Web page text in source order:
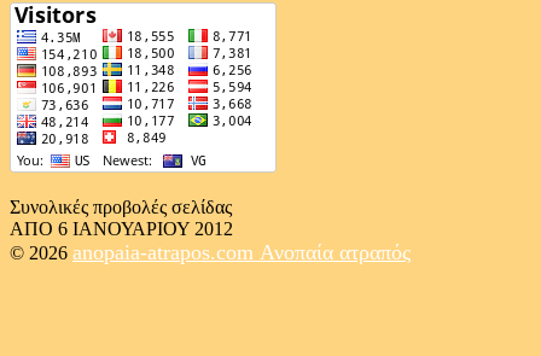
Συνολικές προβολές σελίδας
ΑΠΟ 6 ΙΑΝΟΥΑΡΙΟΥ 2012
© 2026 anopaia-atrapos.com Ανοπαία ατραπός